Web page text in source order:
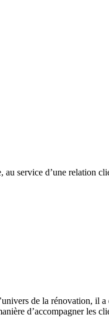
service d’une relation
de la rénovation, il
d’accompagner les